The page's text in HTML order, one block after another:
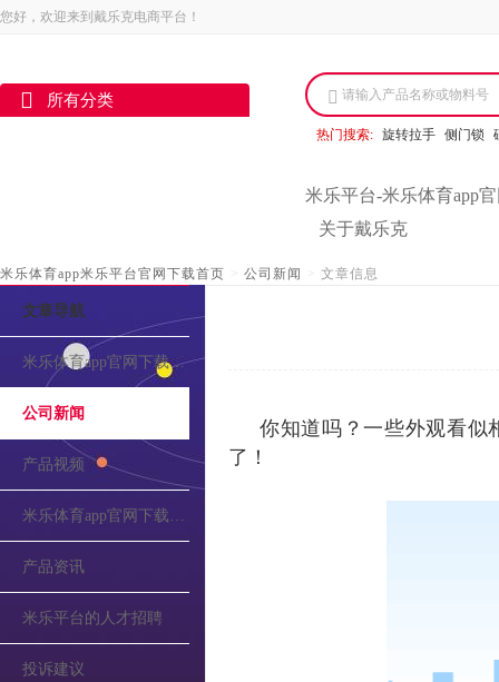
您好，欢迎来到戴乐克电商平台！
所有分类 请输入产品名称或物料号
热门搜索: 旋转拉手 侧门锁
米乐平台-米乐体育app
关于戴乐克
米乐体育app米乐平台官网下载首页 > 公司新闻 > 文章信息
文章导航
米乐体育app官网下载的介绍
公司新闻
产品视频
米乐体育app官网下载的公告
产品资讯
米乐平台的人才招聘
投诉建议
你知道吗？一些外观看似
了！